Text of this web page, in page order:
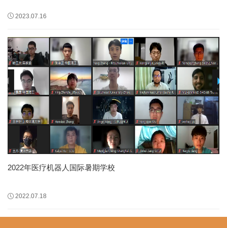
2023.07.16
2022年医疗机器人国际暑期学校
2022.07.18